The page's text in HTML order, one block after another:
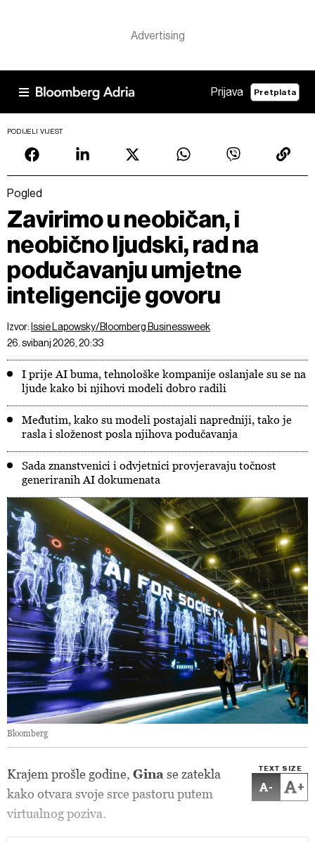
Prijava Pretplata
PODIJELI VIJEST
Pogled
Zavirimo u neobičan, i
neobično ljudski, rad na
podučavanju umjetne
inteligencije govoru
Izvor: Issie Lapowsky/Bloomberg Businessweek
26. svibanj 2026, 20:33
I prije AI buma, tehnološke kompanije oslanjale su se na
ljude kako bi njihovi modeli dobro radili
Međutim, kako su modeli postajali napredniji, tako je
rasla i složenost posla njihova podučavanja
Sada znanstvenici i odvjetnici provjeravaju točnost
generiranih AI dokumenata
Bloomberg
TEXT SIZE
- +
Krajem prošle godine, Gina se zatekla
kako otvara svoje srce pastoru putem
virtualnog poziva.